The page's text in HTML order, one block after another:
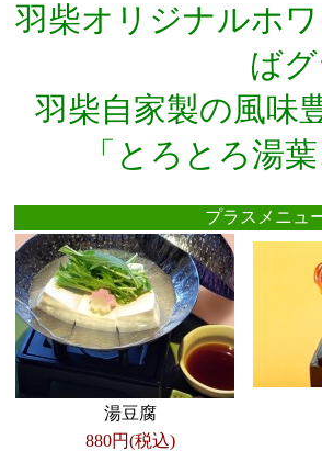
羽柴オリジナルホ
ば
羽柴自家製の風味
「とろとろ湯
プラスメニ
湯豆腐
880円(税込)